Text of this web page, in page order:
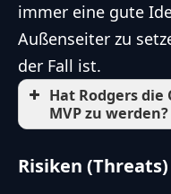
immer eine gute
Außenseiter zu
der Fall ist.
Hat Rodgers
MVP zu werden?
Risiken (Threats)